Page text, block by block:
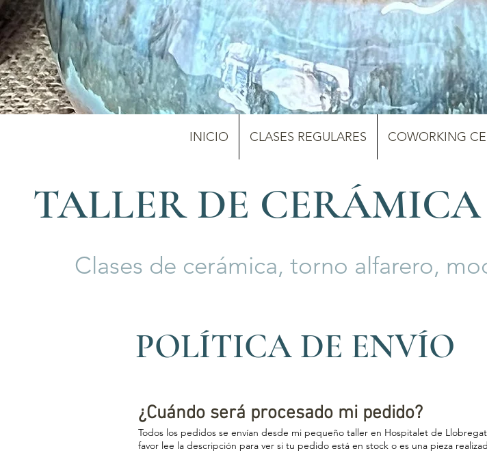
INICIO CLASES REGULARES COWORKING
TALLER DE
Clases de cerámica, torno alfarero,
POLÍTICA DE ENVÍO
¿Cuándo será procesado mi pedido?
Todos los pedidos se envían desde mi pequeño taller en Hospitalet de
favor lee la descripción para ver si tu pedido está en stock o es una pieza